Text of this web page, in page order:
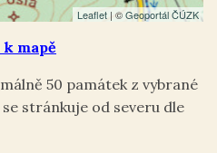
Leaflet | ©Geoportál ČÚZK
mapě
50 památek z vybrané
stránkuje od severu dle